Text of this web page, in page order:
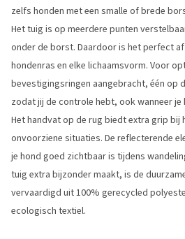
zelfs honden met een smalle of brede
Het tuig is op meerdere punten
onder de borst. Daardoor is het perfect
hondenras en elke lichaamsvorm. Voor
bevestigingsringen aangebracht, één op
zodat jij de controle hebt, ook wanneer
Het handvat op de rug biedt extra grip bij
onvoorziene situaties. De reflecterende
je hond goed zichtbaar is tijdens
tuig extra bijzonder maakt, is de
vervaardigd uit 100% gerecycled
ecologisch textiel.